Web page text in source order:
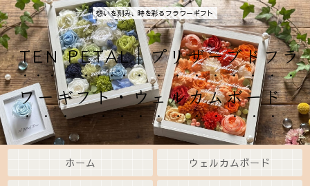
想いを刻み、時を彩るフラワーギフト
TEN PETAL｜プリザーブドフラ
ワーギフト・ウェルカムボード
ホーム ウェルカムボード